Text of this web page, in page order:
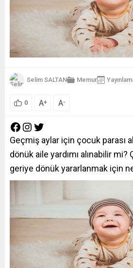
Selim SALTAN Memur
0 A+ A-
Geçmiş aylar için çocuk parası
dönük aile yardımı alınabilir mi?
geriye dönük yararlanmak için ne